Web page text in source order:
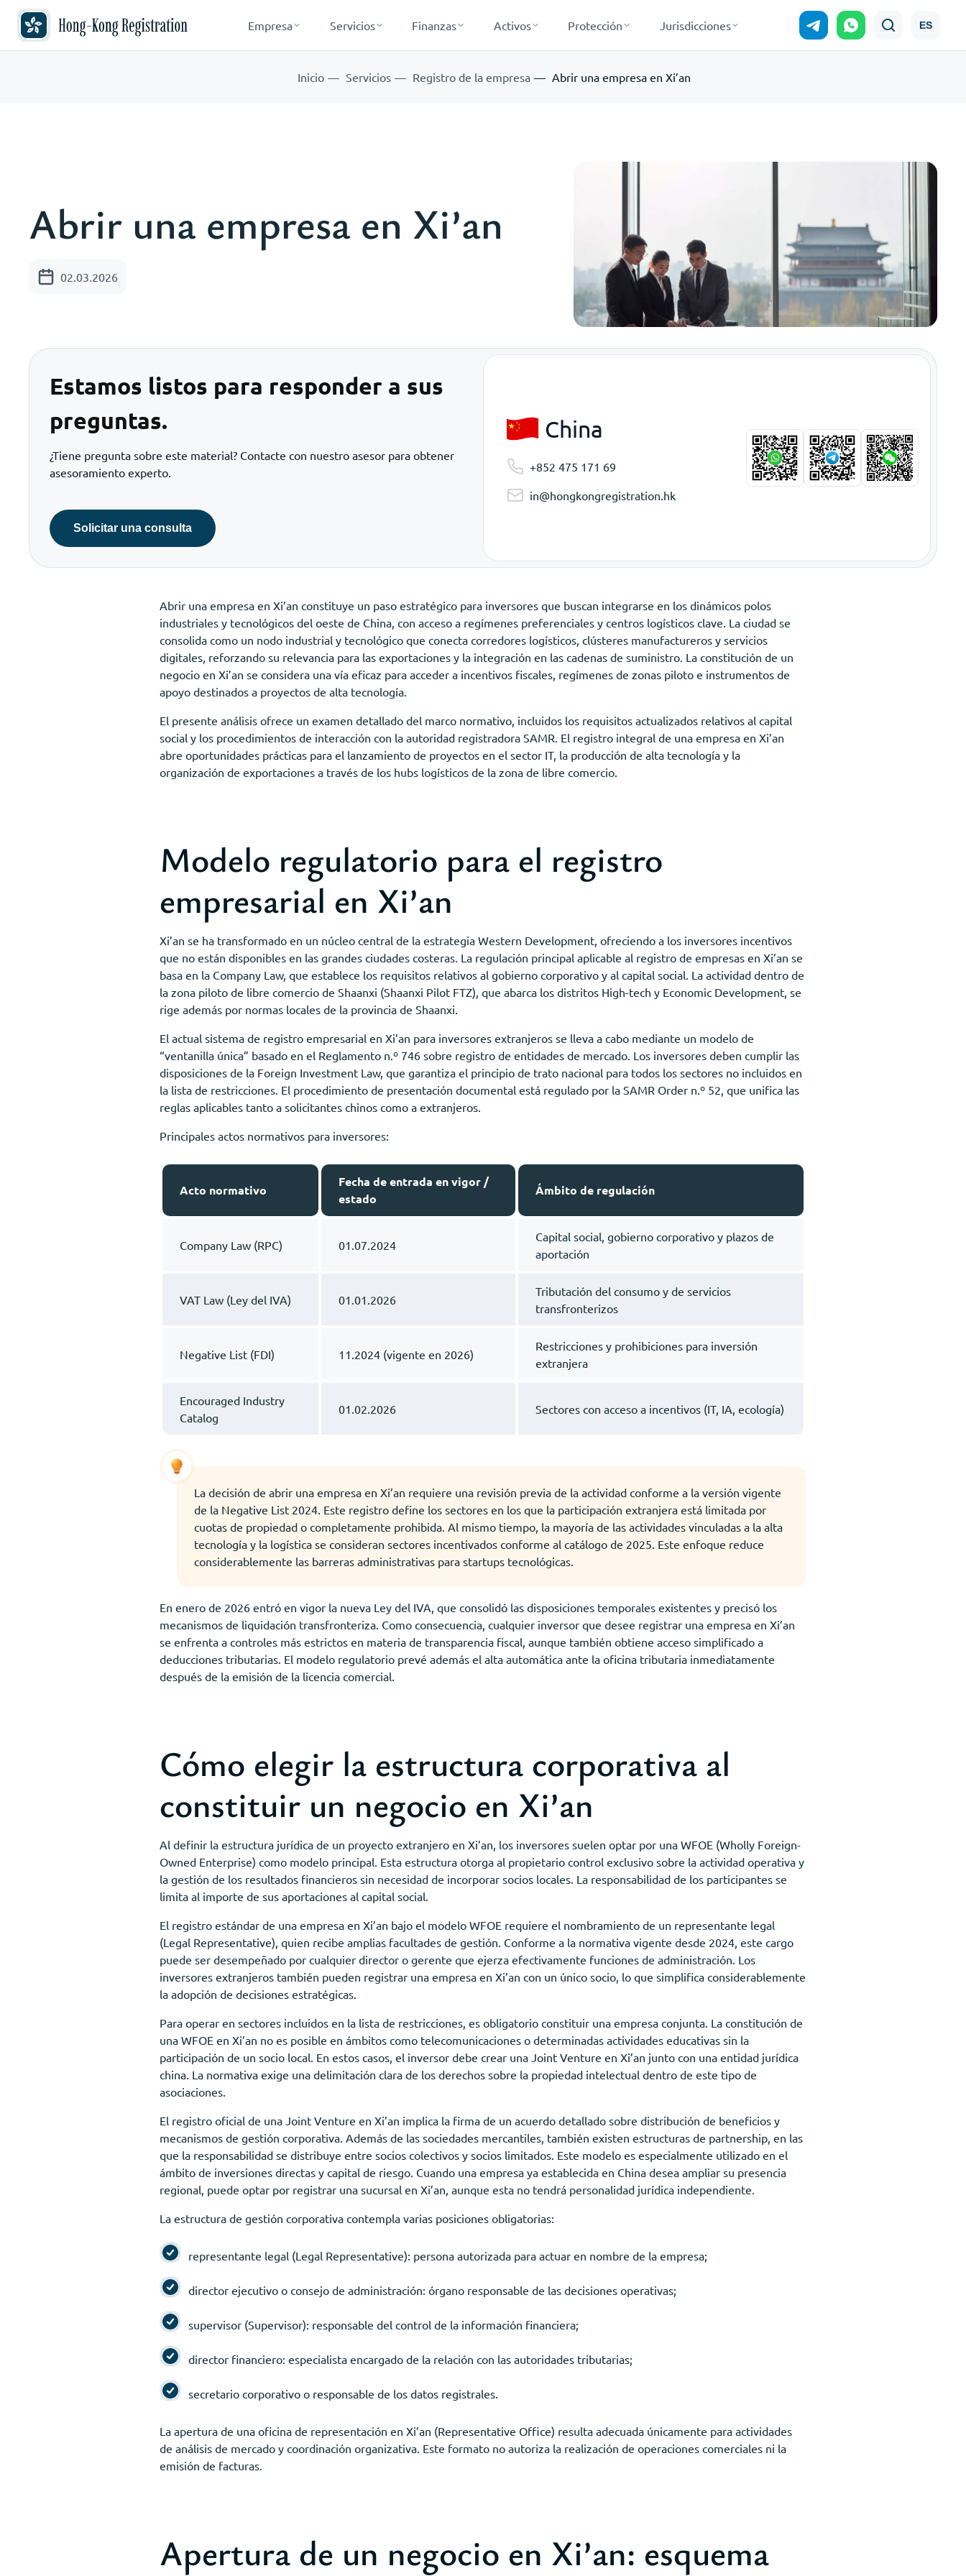
Empresa Servicios Finanzas Activos Protección Jurisdicciones ES
Inicio Servicios Registro de la empresa Abrir una empresa en Xi’an
Abrir una empresa en Xi’an
02.03.2026
Estamos listos para responder a sus
preguntas.
¿Tiene pregunta sobre este material? Contacte con nuestro asesor para obtener
asesoramiento experto.
Solicitar una consulta
China
+852 475 171 69
in@hongkongregistration.hk
Abrir una empresa en Xi’an constituye un paso estratégico para inversores que buscan integrarse en los dinámicos polos
industriales y tecnológicos del oeste de China, con acceso a regímenes preferenciales y centros logísticos clave. La ciudad se
consolida como un nodo industrial y tecnológico que conecta corredores logísticos, clústeres manufactureros y servicios
digitales, reforzando su relevancia para las exportaciones y la integración en las cadenas de suministro. La constitución de un
negocio en Xi’an se considera una vía eficaz para acceder a incentivos fiscales, regímenes de zonas piloto e instrumentos de
apoyo destinados a proyectos de alta tecnología.
El presente análisis ofrece un examen detallado del marco normativo, incluidos los requisitos actualizados relativos al capital
social y los procedimientos de interacción con la autoridad registradora SAMR. El registro integral de una empresa en Xi’an
abre oportunidades prácticas para el lanzamiento de proyectos en el sector IT, la producción de alta tecnología y la
organización de exportaciones a través de los hubs logísticos de la zona de libre comercio.
Modelo regulatorio para el registro
empresarial en Xi’an
Xi’an se ha transformado en un núcleo central de la estrategia Western Development, ofreciendo a los inversores incentivos
que no están disponibles en las grandes ciudades costeras. La regulación principal aplicable al registro de empresas en Xi’an se
basa en la Company Law, que establece los requisitos relativos al gobierno corporativo y al capital social. La actividad dentro de
la zona piloto de libre comercio de Shaanxi (Shaanxi Pilot FTZ), que abarca los distritos High-tech y Economic Development, se
rige además por normas locales de la provincia de Shaanxi.
El actual sistema de registro empresarial en Xi’an para inversores extranjeros se lleva a cabo mediante un modelo de
“ventanilla única” basado en el Reglamento n.º 746 sobre registro de entidades de mercado. Los inversores deben cumplir las
disposiciones de la Foreign Investment Law, que garantiza el principio de trato nacional para todos los sectores no incluidos en
la lista de restricciones. El procedimiento de presentación documental está regulado por la SAMR Order n.º 52, que unifica las
reglas aplicables tanto a solicitantes chinos como a extranjeros.
Principales actos normativos para inversores:
Acto normativo
Fecha de entrada en vigor /
estado
Ámbito de regulación
Company Law (RPC) 01.07.2024
Capital social, gobierno corporativo y plazos de
aportación
VAT Law (Ley del IVA) 01.01.2026
Tributación del consumo y de servicios
transfronterizos
Negative List (FDI) 11.2024 (vigente en 2026)
Restricciones y prohibiciones para inversión
extranjera
Encouraged Industry
Catalog
01.02.2026 Sectores con acceso a incentivos (IT, IA, ecología)
La decisión de abrir una empresa en Xi’an requiere una revisión previa de la actividad conforme a la versión vigente
de la Negative List 2024. Este registro define los sectores en los que la participación extranjera está limitada por
cuotas de propiedad o completamente prohibida. Al mismo tiempo, la mayoría de las actividades vinculadas a la alta
tecnología y la logística se consideran sectores incentivados conforme al catálogo de 2025. Este enfoque reduce
considerablemente las barreras administrativas para startups tecnológicas.
En enero de 2026 entró en vigor la nueva Ley del IVA, que consolidó las disposiciones temporales existentes y precisó los
mecanismos de liquidación transfronteriza. Como consecuencia, cualquier inversor que desee registrar una empresa en Xi’an
se enfrenta a controles más estrictos en materia de transparencia fiscal, aunque también obtiene acceso simplificado a
deducciones tributarias. El modelo regulatorio prevé además el alta automática ante la oficina tributaria inmediatamente
después de la emisión de la licencia comercial.
Cómo elegir la estructura corporativa al
constituir un negocio en Xi’an
Al definir la estructura jurídica de un proyecto extranjero en Xi’an, los inversores suelen optar por una WFOE (Wholly Foreign-
Owned Enterprise) como modelo principal. Esta estructura otorga al propietario control exclusivo sobre la actividad operativa y
la gestión de los resultados financieros sin necesidad de incorporar socios locales. La responsabilidad de los participantes se
limita al importe de sus aportaciones al capital social.
El registro estándar de una empresa en Xi’an bajo el modelo WFOE requiere el nombramiento de un representante legal
(Legal Representative), quien recibe amplias facultades de gestión. Conforme a la normativa vigente desde 2024, este cargo
puede ser desempeñado por cualquier director o gerente que ejerza efectivamente funciones de administración. Los
inversores extranjeros también pueden registrar una empresa en Xi’an con un único socio, lo que simplifica considerablemente
la adopción de decisiones estratégicas.
Para operar en sectores incluidos en la lista de restricciones, es obligatorio constituir una empresa conjunta. La constitución de
una WFOE en Xi’an no es posible en ámbitos como telecomunicaciones o determinadas actividades educativas sin la
participación de un socio local. En estos casos, el inversor debe crear una Joint Venture en Xi’an junto con una entidad jurídica
china. La normativa exige una delimitación clara de los derechos sobre la propiedad intelectual dentro de este tipo de
asociaciones.
El registro oficial de una Joint Venture en Xi’an implica la firma de un acuerdo detallado sobre distribución de beneficios y
mecanismos de gestión corporativa. Además de las sociedades mercantiles, también existen estructuras de partnership, en las
que la responsabilidad se distribuye entre socios colectivos y socios limitados. Este modelo es especialmente utilizado en el
ámbito de inversiones directas y capital de riesgo. Cuando una empresa ya establecida en China desea ampliar su presencia
regional, puede optar por registrar una sucursal en Xi’an, aunque esta no tendrá personalidad jurídica independiente.
La estructura de gestión corporativa contempla varias posiciones obligatorias:
representante legal (Legal Representative): persona autorizada para actuar en nombre de la empresa;
director ejecutivo o consejo de administración: órgano responsable de las decisiones operativas;
supervisor (Supervisor): responsable del control de la información financiera;
director financiero: especialista encargado de la relación con las autoridades tributarias;
secretario corporativo o responsable de los datos registrales.
La apertura de una oficina de representación en Xi’an (Representative Office) resulta adecuada únicamente para actividades
de análisis de mercado y coordinación organizativa. Este formato no autoriza la realización de operaciones comerciales ni la
emisión de facturas.
Apertura de un negocio en Xi’an: esquema